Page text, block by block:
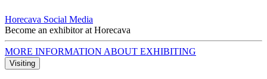
Horecava Social Media
Become an exhibitor at Horecava
MORE INFORMATION ABOUT EXHIBITING
Visiting